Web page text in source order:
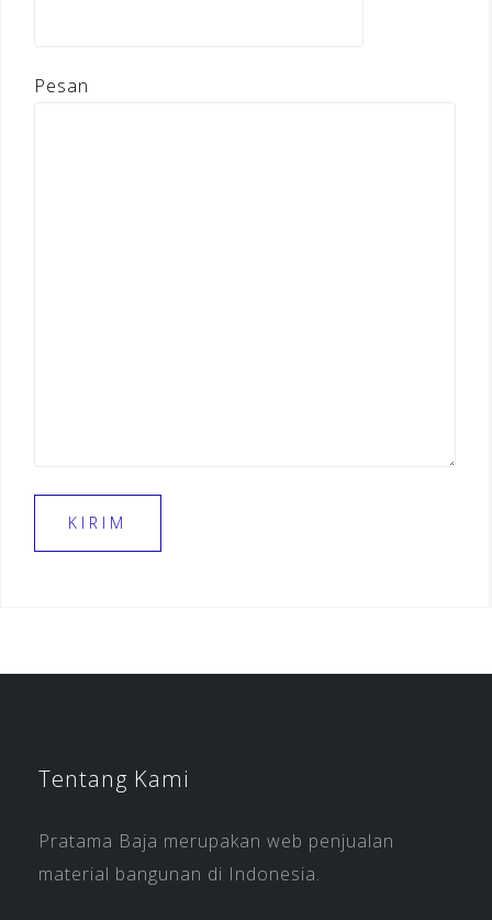
Pesan
Tentang Kami
Pratama Baja merupakan web penjualan
material bangunan di Indonesia.